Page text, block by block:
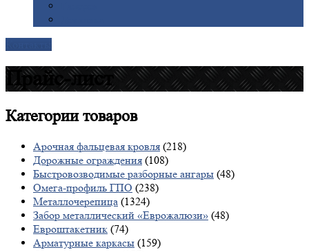
Прайс-лист
Категориитоваров
Арочная фальцевая кровля (218)
Дорожные ограждения (108)
Быстровозводимые разборные ангары (48)
Омега-профиль ГПО (238)
Металлочерепица (1324)
Забор металлический «Еврожалюзи» (48)
Евроштакетник (74)
Арматурные каркасы (159)